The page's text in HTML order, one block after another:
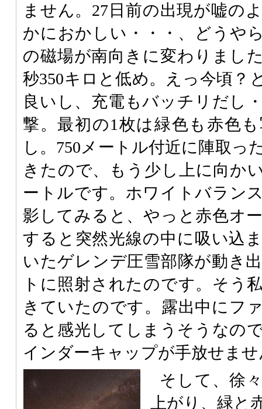
ません。27日前の出現が嘘の
かにおかしい・・・、どうや
の磁場が南向きに変わりまし
秒350キロと低め。えっ今頃？
良いし、充電もバッチリだし
撃。最初の1枚は緑色も赤色
し。750メートル付近に陣取っ
きたので、もう少し上に向か
ートルです。ホワイトバラン
影してみると、やっと赤色オ
すると突然光線の中に吸い込
いたゲレンデ圧雪部隊が動き
トに照射されたのです。そう
きていたのです。露出中にフ
ると感光してしまうそうなの
インダーキャップが手放せま
そして、徐
上がり、緑と